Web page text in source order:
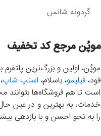
گردونه شانس
موپُن مرجع کد تخفیف
موپُن، اولین و بزرگ‌ترین
فود، فیلیمو، باسلام، اسنپ شاپ،
است تا هم فروشگاه‌ها بتوانند
خدمات، به بهترین و در عین
را به نحو احسن و با بازدهی